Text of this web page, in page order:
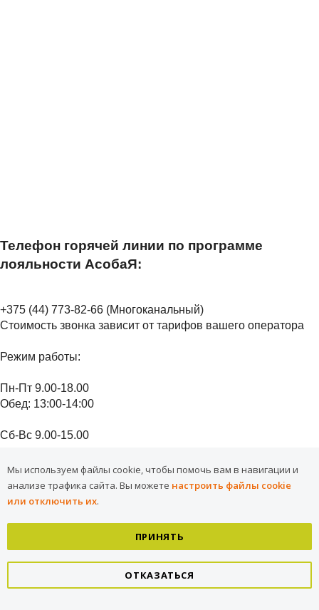
Телефон горячей линии по программе
лояльности АсобаЯ:
+375 (44) 773-82-66 (Многоканальный)
Стоимость звонка зависит от тарифов вашего оператора
Режим работы:
Пн-Пт 9.00-18.00
Обед: 13:00-14:00
Сб-Вс 9.00-15.00
Центральный офис:
Написать нам
Срок рассмотрения электронных обращений - 15 календарных дней (Закон
Мы используем файлы cookie, чтобы помочь вам в навигации и
анализе трафика сайта. Вы можете настроить файлы cookie
или отключить их.
ПРИНЯТЬ
ОТКАЗАТЬСЯ